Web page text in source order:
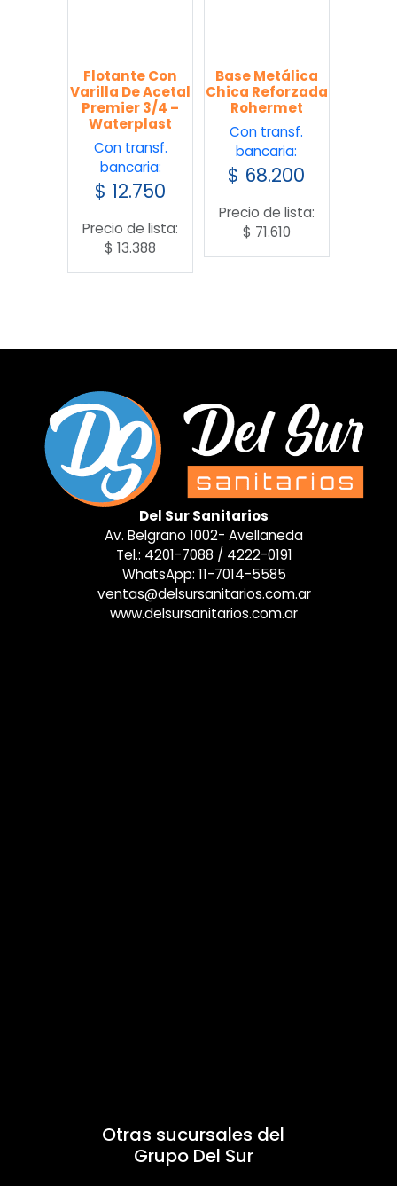
Flotante Con
Varilla De Acetal
Premier 3/4 –
Waterplast
Con transf.
bancaria:
$ 12.750
Precio de lista:
$ 13.388
Base Metálica
Chica Reforzada
Rohermet
Con transf.
bancaria:
$ 68.200
Precio de lista:
$ 71.610
Del Sur Sanitarios
Av. Belgrano 1002- Avellaneda
Tel.: 4201-7088 / 4222-0191
WhatsApp: 11-7014-5585
ventas@delsursanitarios.com.ar
www.delsursanitarios.com.ar
Otras sucursales del
Grupo Del Sur